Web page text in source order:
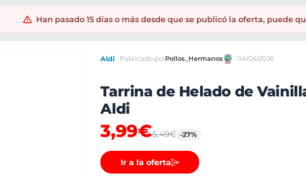
Han pasado 15 días o más desde que se publicó la oferta, puede
Aldi Publicado porPollos_Hermanos 04/06/2026
Tarrina de Helado de
Aldi
3,99€5,49€ -27%
Ir a la oferta